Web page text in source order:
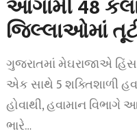
આગામી 48
જિલ્લાઓમાં
ગુજરાતમાં મેઘરાજાએ
એક સાથે 5 શક્તિશાળી
હોવાથી, હવામાન વિભાગે
ભારે…